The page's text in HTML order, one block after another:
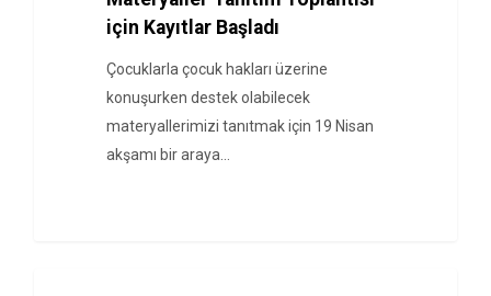
için Kayıtlar Başladı
Çocuklarla çocuk hakları üzerine
konuşurken destek olabilecek
materyallerimizi tanıtmak için 19 Nisan
akşamı bir araya…